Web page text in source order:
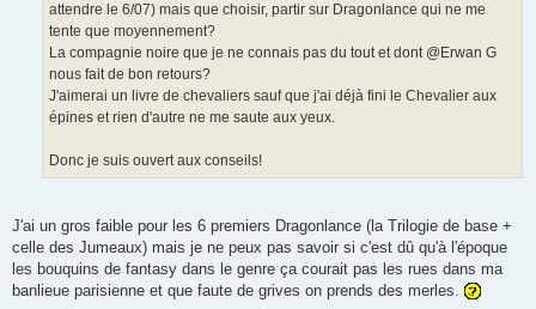
attendre le 6/07) mais que choisir, partir sur Dragonlance qui ne me
tente que moyennement?
La compagnie noire que je ne connais pas du tout et dont @Erwan G
nous fait de bon retours?
J'aimerai un livre de chevaliers sauf que j'ai déjà fini le Chevalier aux
épines et rien d'autre ne me saute aux yeux.
Donc je suis ouvert aux conseils!
J'ai un gros faible pour les 6 premiers Dragonlance (la Trilogie de base +
celle des Jumeaux) mais je ne peux pas savoir si c'est dû qu'à l'époque
les bouquins de fantasy dans le genre ça courait pas les rues dans ma
banlieue parisienne et que faute de grives on prends des merles.